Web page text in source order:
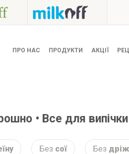
ПРО НАС ПРОДУКТИ АКЦІЇ
• Все для випічки
Без сої Без